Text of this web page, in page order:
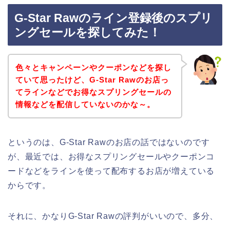
G-Star Rawのライン登録後のスプリ
ングセールを探してみた！
色々とキャンペーンやクーポンなどを探し
ていて思ったけど、G-Star Rawのお店っ
てラインなどでお得なスプリングセールの
情報などを配信していないのかな～。
というのは、G-Star Rawのお店の話ではないのです
が、最近では、お得なスプリングセールやクーポンコ
ードなどをラインを使って配布するお店が増えている
からです。
それに、かなりG-Star Rawの評判がいいので、多分、